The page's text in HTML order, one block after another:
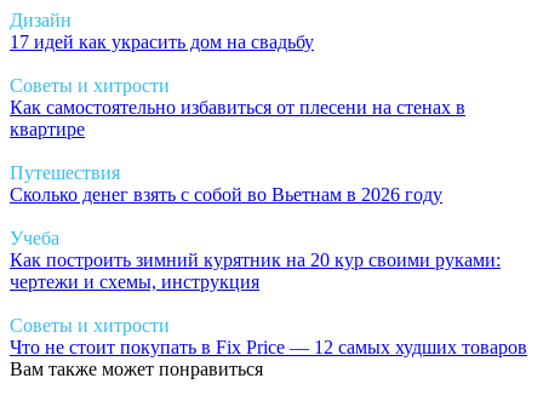
Дизайн
17 идей как украсить дом на свадьбу
Советы и хитрости
Как самостоятельно избавиться от плесени на стенах в
квартире
Путешествия
Сколько денег взять с собой во Вьетнам в 2026 году
Учеба
Как построить зимний курятник на 20 кур своими руками:
чертежи и схемы, инструкция
Советы и хитрости
Что не стоит покупать в Fix Price — 12 самых худших товаров
Вам также может понравиться